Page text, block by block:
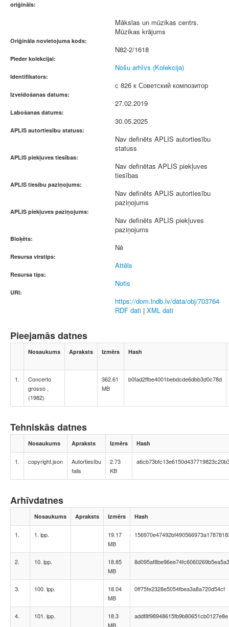
oriģināls:
Mākslas un mūzikas centrs.
Mūzikas krājums
Oriģināla novietojuma kods:
N82-2/1618
Pieder kolekcijai:
Nošu arhīvs (Kolekcija)
Identifikators:
с 826 к Советский композитор
Izveidošanas datums:
27.02.2019
Labošanas datums:
30.05.2025
APLIS autortiesību statuss:
Nav definēts APLIS autortiesību
statuss
APLIS piekļuves tiesības:
Nav definētas APLIS piekļuves
tiesības
APLIS tiesību paziņojums:
Nav definēts APLIS autortiesību
paziņojums
APLIS piekļuves paziņojums:
Nav definēts APLIS piekļuves
paziņojums
Bloķēts:
Nē
Resursa virstips:
Attēls
Resursa tips:
Notis
URI:
https://dom.lndb.lv/data/obj/703764
RDF dati | XML dati
Pieejamās datnes
Nosaukums Apraksts Izmērs Hash
1.
Concerto
grosso ,
(1982)
362.61
MB
b0fad2ffbe4001bebdcde6dbb3d0c78d
Tehniskās datnes
Nosaukums Apraksts Izmērs Hash
1. copyright.json
Autortiesību
fails
2.73
KB
Arhīvdatnes
Nosaukums Apraksts Izmērs Hash
1. 1. lpp.
19.17
MB
2. 10. lpp.
18.85
MB
8d095af8be96ee74fc6060269b5ea5a3
3. 100. lpp.
18.04
MB
0ff75fe2328e5054fbea3a8a720d54cf
4. 101. lpp.
18.3
MB
addf8f98948615fb9b80651cb0127e8e